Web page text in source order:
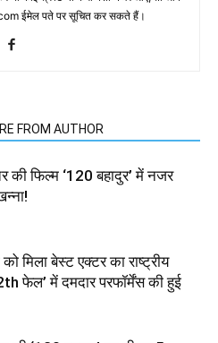
ईमेल पते पर सूचित कर सकते हैं।
FROM AUTHOR
की फिल्म ‘120 बहादुर’ में नजर
मिला बेस्ट एक्टर का राष्ट्रीय
फेल’ में दमदार परफॉर्मेंस की हुई